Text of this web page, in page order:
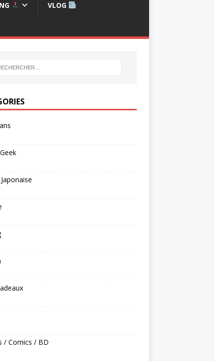
VLOG
/ Comics / BD